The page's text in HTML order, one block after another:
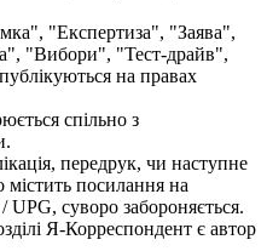
"Експертиза", "Заява",
"Вибори", "Тест-драйв",
на правах
спільно з
передрук, чи наступне
посилання на
UPG, суворо забороняється.
Я-Корреспондент є автор